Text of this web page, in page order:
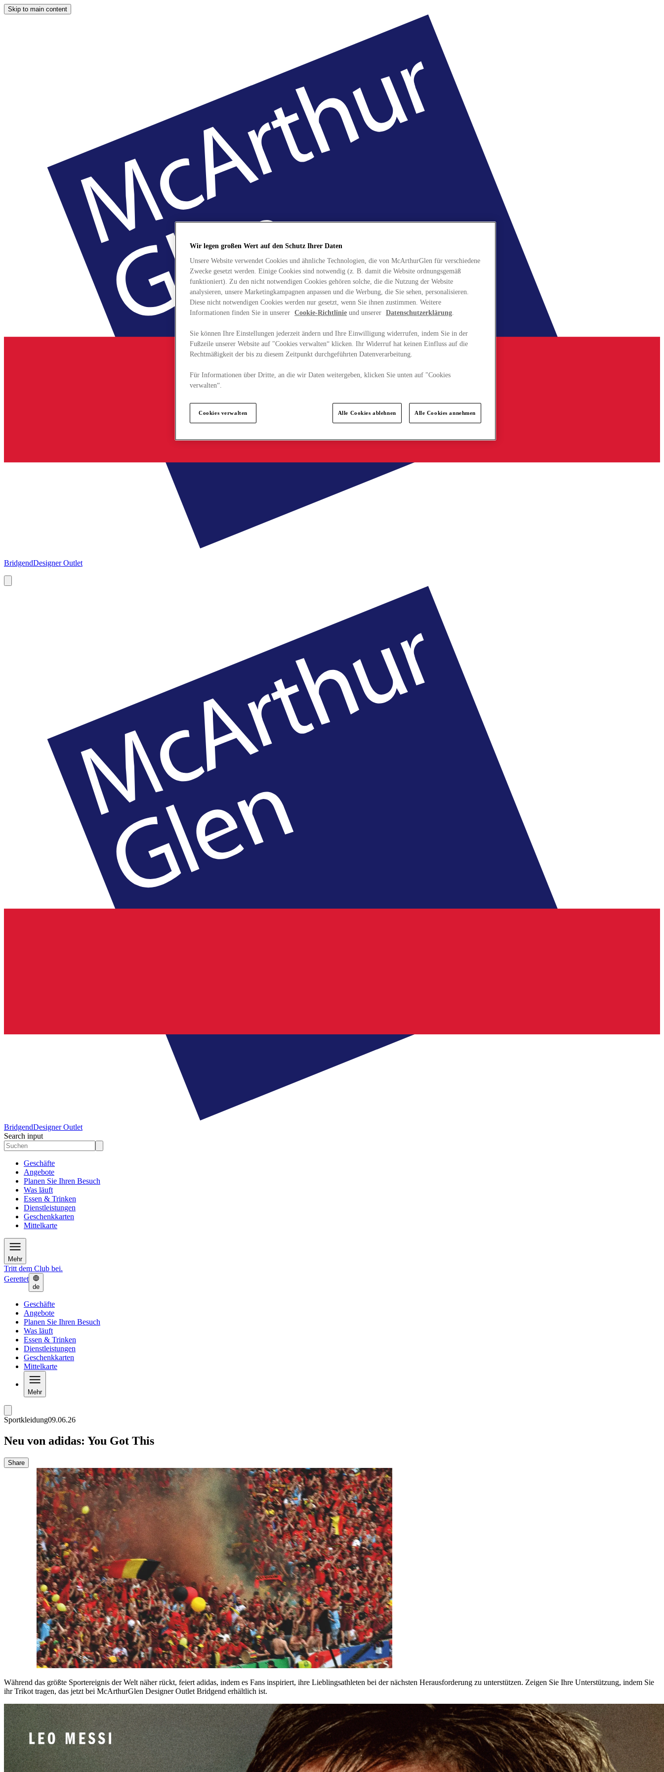
Skip to main content
BridgendDesigner Outlet
BridgendDesigner Outlet
Search input
Geschäfte
Angebote
Planen Sie Ihren Besuch
Was läuft
Essen & Trinken
Dienstleistungen
Geschenkkarten
Mittelkarte
Mehr
Tritt dem Club bei.
Gerettet
de
Geschäfte
Angebote
Planen Sie Ihren Besuch
Was läuft
Essen & Trinken
Dienstleistungen
Geschenkkarten
Mittelkarte
Mehr
Sportkleidung09.06.26
Neu von adidas: You Got This
Share
Während das größte Sportereignis der Welt näher rückt, feiert adidas, indem es Fans inspiriert, ihre Lieblingsathleten bei der nächsten Herausforderung zu unterstützen. Zeigen Sie Ihre Unterstützung, indem Sie
ihr Trikot tragen, das jetzt bei McArthurGlen Designer Outlet Bridgend erhältlich ist.
Wir legen großen Wert auf den Schutz Ihrer Daten
Unsere Website verwendet Cookies und ähnliche Technologien, die von McArthurGlen für verschiedene
Zwecke gesetzt werden. Einige Cookies sind notwendig (z. B. damit die Website ordnungsgemäß
funktioniert). Zu den nicht notwendigen Cookies gehören solche, die die Nutzung der Website
analysieren, unsere Marketingkampagnen anpassen und die Werbung, die Sie sehen, personalisieren.
Diese nicht notwendigen Cookies werden nur gesetzt, wenn Sie ihnen zustimmen. Weitere
Informationen finden Sie in unserer Cookie-Richtlinie und unserer Datenschutzerklärung.
Sie können Ihre Einstellungen jederzeit ändern und Ihre Einwilligung widerrufen, indem Sie in der
Fußzeile unserer Website auf "Cookies verwalten“ klicken. Ihr Widerruf hat keinen Einfluss auf die
Rechtmäßigkeit der bis zu diesem Zeitpunkt durchgeführten Datenverarbeitung.
Für Informationen über Dritte, an die wir Daten weitergeben, klicken Sie unten auf "Cookies
verwalten“.
Cookies verwalten Alle Cookies ablehnen Alle Cookies annehmen